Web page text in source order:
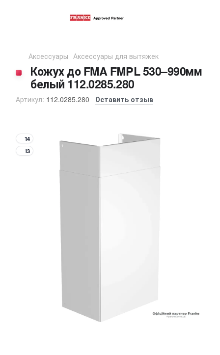
Аксессуары Аксессуары для вытяжек
Кожух до FMA FMPL 530–990мм
белый 112.0285.280
Артикул: 112.0285.280 Оставить отзыв
14
13